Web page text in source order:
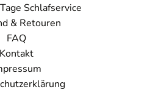
Schlafservice
& Retouren
FAQ
Kontakt